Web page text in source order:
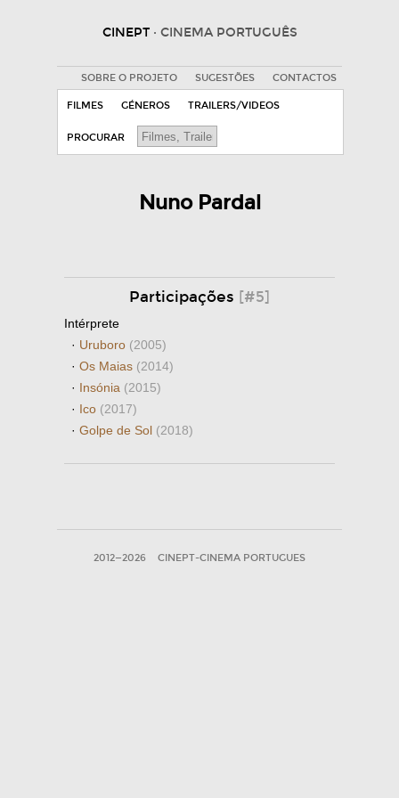
CINEPT · CINEMA PORTUGUÊS
SOBRE O PROJETO SUGESTÕES CONTACTOS
FILMES GÉNEROS TRAILERS/VIDEOS
PROCURAR
Nuno Pardal
Participações [#5]
Intérprete
· Uruboro (2005)
· Os Maias (2014)
· Insónia (2015)
· Ico (2017)
· Golpe de Sol (2018)
2012—2026 CINEPT-CINEMA PORTUGUES